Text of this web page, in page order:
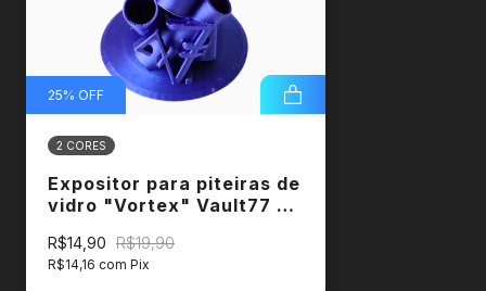
Qualquer imperfeição fazem parte da exclusividade e
charme da peça .
25% OFF
2 CORES
Expositor para piteiras de
vidro "Vortex" Vault77 +
R$14,90 R$19,90
R$14,16 com Pix